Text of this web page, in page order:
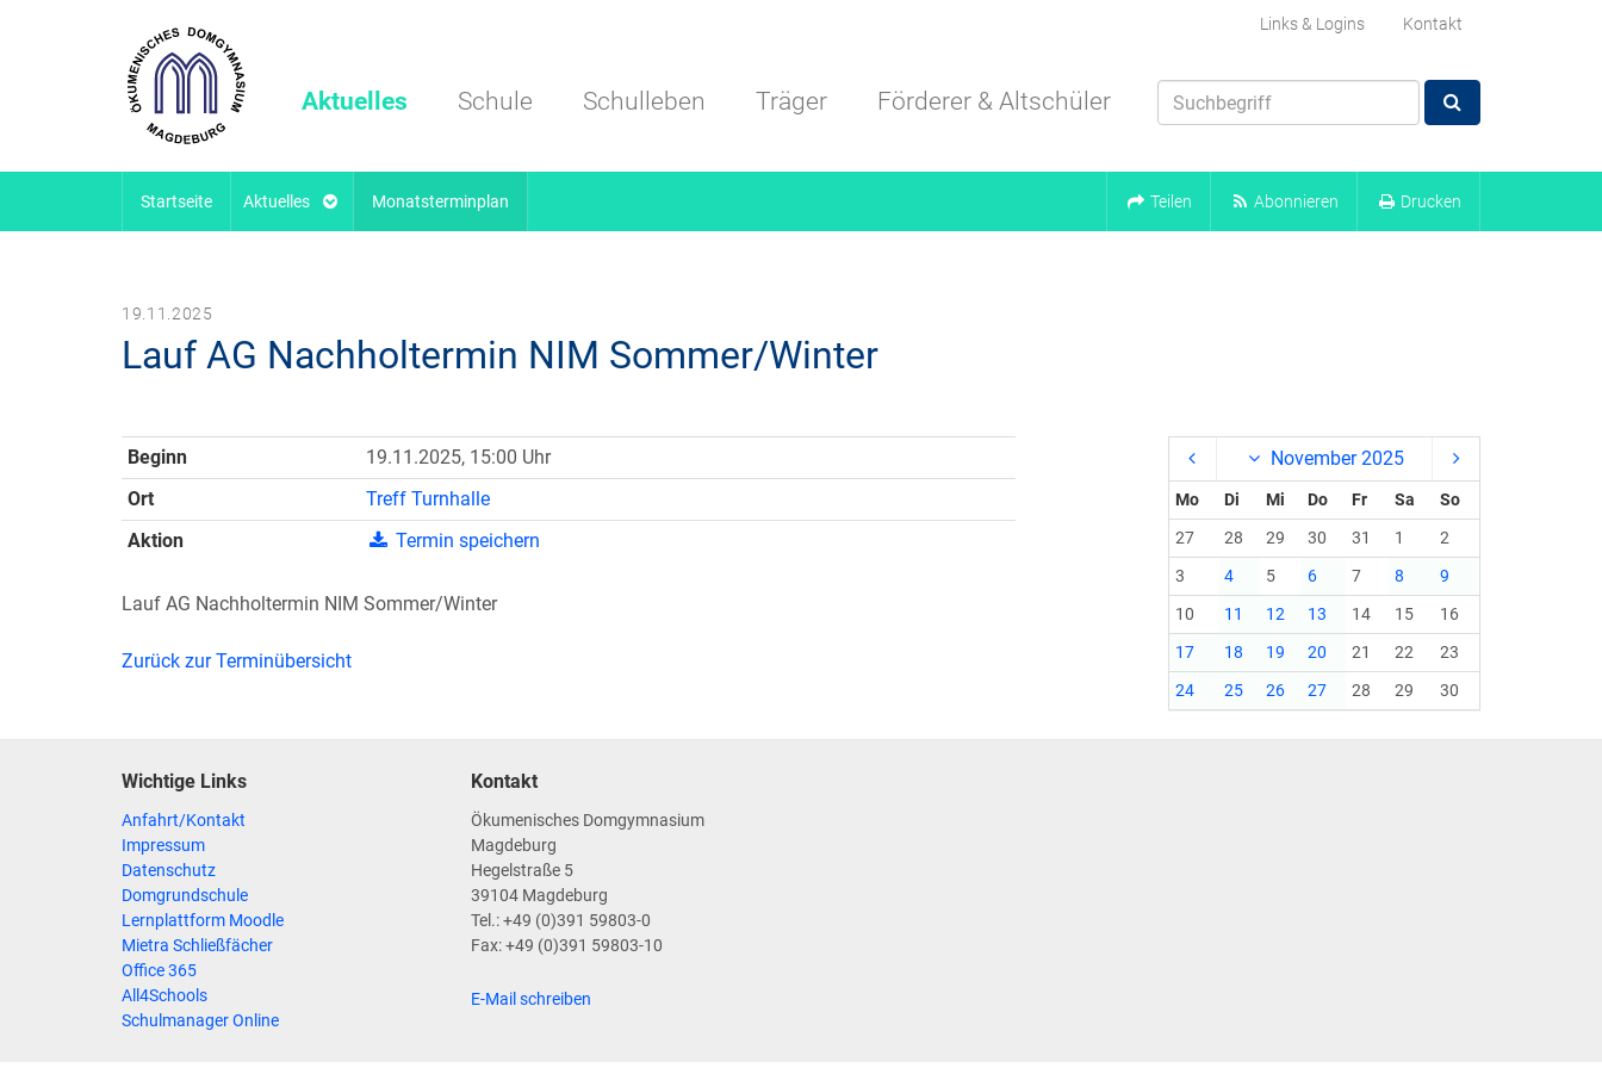
Links & Logins Kontakt
Aktuelles Schule Schulleben Träger Förderer & Altschüler
Startseite Aktuelles Monatsterminplan Teilen Abonnieren Drucken
19.11.2025
Lauf AG Nachholtermin NIM Sommer/Winter
Beginn
19.11.2025, 15:00 Uhr
Ort
Treff Turnhalle
Aktion
Termin speichern
Lauf AG Nachholtermin NIM Sommer/Winter
Zurück zur Terminübersicht
November 2025
Mo Di Mi Do Fr Sa
So
27
28 29 30 31 1
2
3
4 5 6 7 8
9
10
11 12 13 14 15
16
17
18 19 20 21 22
23
24
25 26 27 28 29 30
Wichtige Links
Anfahrt/Kontakt
Impressum
Datenschutz
Domgrundschule
Lernplattform Moodle
Mietra Schließfächer
Office 365
All4Schools
Schulmanager Online
Kontakt
Ökumenisches Domgymnasium
Magdeburg
Hegelstraße 5
39104 Magdeburg
Tel.: +49 (0)391 59803-0
Fax: +49 (0)391 59803-10
E-Mail schreiben